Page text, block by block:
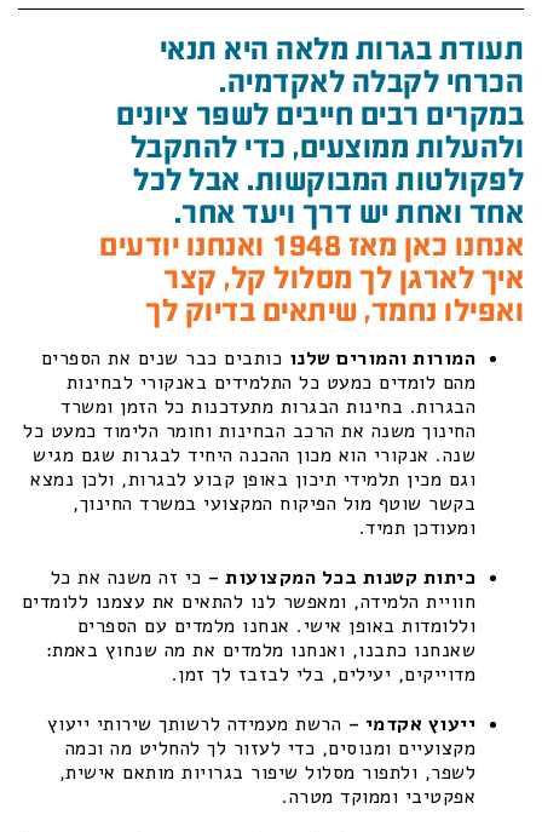
תעודת בגרות מלאה היא תנאי
הכרחי לקבלה לאקדמיה.
במקרים רבים חייבים לשפר ציונים
ולהעלות ממוצעים, כדי להתקבל
לפקולטות המבוקשות. אבל לכל
אחד ואחת יש דרך ויעד אחר.
אנחנו כאן מאז 1948 ואנחנו יודעים
איך לארגן לך מסלול קל, קצר
ואפילו נחמד, שיתאים בדיוק לך
המורות והמורים שלנו כותבים כבר שנים את הספרים
מהם לומדים כמעט כל התלמידים באנקורי לבחינות
הבגרות. בחינות הבגרות מתעדכנות כל הזמן ומשרד
החינוך משנה את הרכב הבחינות וחומר הלימוד כמעט כל
שנה. אנקורי הוא מכון ההכנה היחיד לבגרות שגם מגיש
וגם מכין תלמידי תיכון באופן קבוע לבגרות, ולכן נמצא
בקשר שוטף מול הפיקוח המקצועי במשרד החינוך,
ומעודכן תמיד.
כיתות קטנות בכל המקצועות – כי זה משנה את כל
חוויית הלמידה, ומאפשר לנו להתאים את עצמנו ללומדים
וללומדות באופן אישי. אנחנו מלמדים עם הספרים
שאנחנו כתבנו, ואנחנו מלמדים את מה שנחוץ באמת:
מדוייקים, יעילים, בלי לבזבז לך זמן.
ייעוץ אקדמי – הרשת מעמידה לרשותך שירותי ייעוץ
מקצועיים ומנוסים, כדי לעזור לך להחליט מה וכמה
לשפר, ולתפור מסלול שיפור בגרויות מותאם אישית,
אפקטיבי וממוקד מטרה.